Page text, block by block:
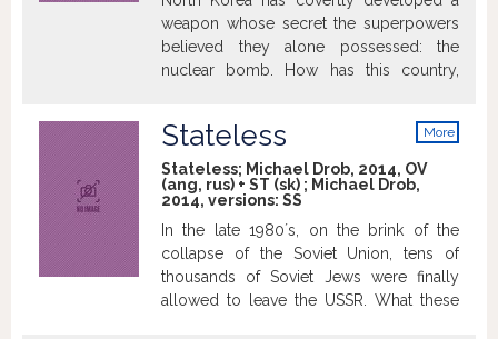
even those who believe that Soviet
totalitarianism is preferable to
democracy.
weapon whose secret the superpowers
believed they alone possessed: the
nuclear bomb. How has this country,
poorest nations, managed to build up
such an arsenal? Five years of
investigation will reveal, clearly and
simply, the secrets behind the financing
of North Koreaʼs nuclear weapons. A film
revolving around the testimonies of the
men and women at the heart of the
system.
More
Stateless
Stateless; Michael Drob, 2014, OV
(ang, rus) + ST (sk) ; Michael Drob,
2014, versions: SS
In the late 1980ʼs, on the brink of the
collapse of the Soviet Union, tens of
thousands of Soviet Jews were finally
allowed to leave the USSR. What these